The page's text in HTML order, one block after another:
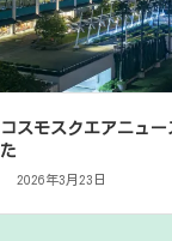
コスモスクエアニュ
た
2026年3月23日